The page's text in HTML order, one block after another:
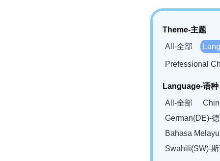
Theme-主题
All-全部
Prefessional
Language-语种
All-全部
German(DE)-
Bahasa
Swahili(SW)-